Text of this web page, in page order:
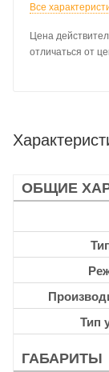
Все
Цена
отличаться от
ОБЩИЕ
Тип
ГАБАРИТЫ